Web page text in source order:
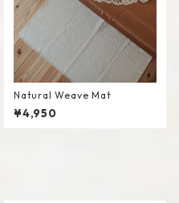
Natural Weave Mat
¥4,950